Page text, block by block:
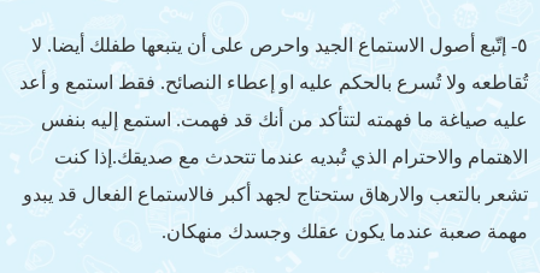
٥- إتّبع أصول الاستماع الجيد واحرص على أن يتبعها طفلك أيضا. لا
تُقاطعه ولا تُسرع بالحكم عليه او إعطاء النصائح. فقط استمع و أعد
عليه صياغة ما فهمته لتتأكد من أنك قد فهمت. استمع إليه بنفس
الاهتمام والاحترام الذي تُبديه عندما تتحدث مع صديقك.إذا كنت
تشعر بالتعب والارهاق ستحتاج لجهد أكبر فالاستماع الفعال قد يبدو
مهمة صعبة عندما يكون عقلك وجسدك منهكان.